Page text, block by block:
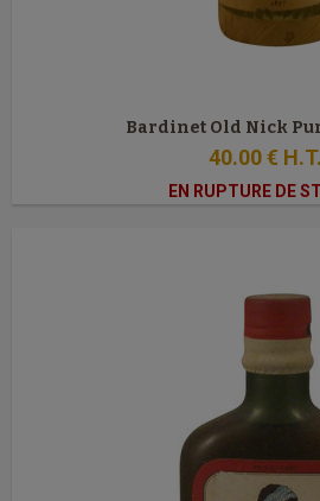
Bardinet Old Nick
40.00€ H.T.
EN RUPTURE DE